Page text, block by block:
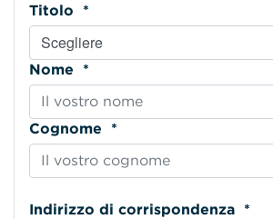
Titolo *
Nome *
Cognome *
Indirizzo di corrispondenza *